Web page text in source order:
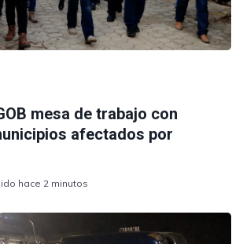
mesa de trabajo con
afectados por
hace 2 minutos